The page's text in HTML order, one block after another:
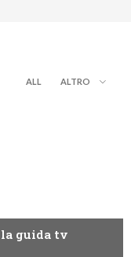
ALL ALTRO
guida tv